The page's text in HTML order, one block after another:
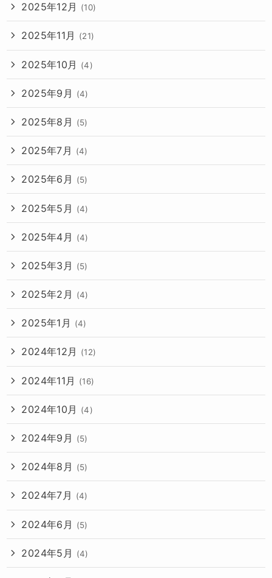
2025年12月 (10)
2025年11月 (21)
2025年10月 (4)
2025年9月 (4)
2025年8月 (5)
2025年7月 (4)
2025年6月 (5)
2025年5月 (4)
2025年4月 (4)
2025年3月 (5)
2025年2月 (4)
2025年1月 (4)
2024年12月 (12)
2024年11月 (16)
2024年10月 (4)
2024年9月 (5)
2024年8月 (5)
2024年7月 (4)
2024年6月 (5)
2024年5月 (4)